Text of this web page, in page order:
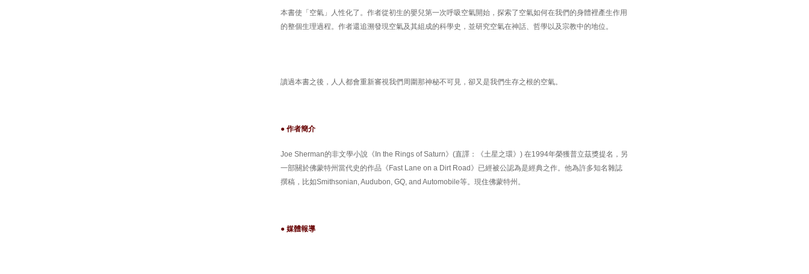
本書使「空氣」人性化了。作者從初生的嬰兒第一次呼吸空氣開始，探索了空氣如何在我們的身體裡產生作用
的整個生理過程。作者還追溯發現空氣及其組成的科學史，並研究空氣在神話、哲學以及宗教中的地位。
讀過本書之後，人人都會重新審視我們周圍那神秘不可見，卻又是我們生存之根的空氣。
● 作者簡介
Joe Sherman的非文學小說《In the Rings of Saturn》(直譯：《土星之環》) 在1994年榮獲普立茲獎提名，另
一部關於佛蒙特州當代史的作品《Fast Lane on a Dirt Road》已經被公認為是經典之作。他為許多知名雜誌
撰稿，比如Smithsonian, Audubon, GQ, and Automobile等。現住佛蒙特州。
● 媒體報導